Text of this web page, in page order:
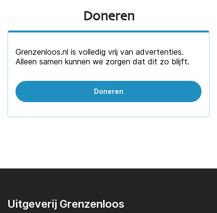
Doneren
Grenzenloos.nl is volledig vrij van advertenties.
Alleen samen kunnen we zorgen dat dit zo blijft.
Doneren
Uitgeverij Grenzenloos